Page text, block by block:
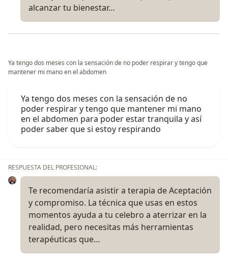
alcanzar tu bienestar…
Ya tengo dos meses con la sensación de no poder respirar y tengo que
mantener mi mano en el abdomen
Ya tengo dos meses con la sensación de no
poder respirar y tengo que mantener mi mano
en el abdomen para poder estar tranquila y así
poder saber que si estoy respirando
RESPUESTA DEL PROFESIONAL:
Te recomendaría asistir a terapia de Aceptación
y compromiso. La técnica que usas en estos
momentos ayuda a tu celebro a aterrizar en la
realidad, pero necesitas más herramientas
terapéuticas que…